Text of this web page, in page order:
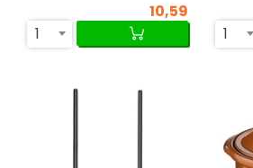
10,59
1
1